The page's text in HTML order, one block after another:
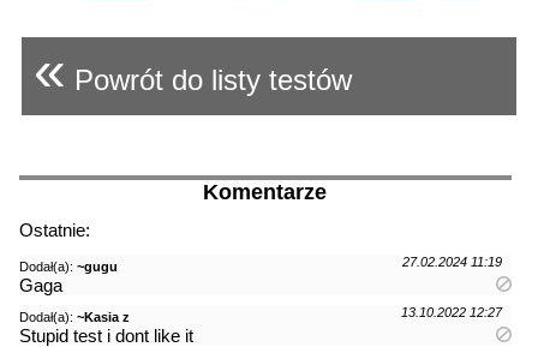
« Powrót do listy testów
Komentarze
Ostatnie:
27.02.2024 11:19
Dodał(a): ~gugu
Gaga
13.10.2022 12:27
Dodał(a): ~Kasia z
Stupid test i dont like it